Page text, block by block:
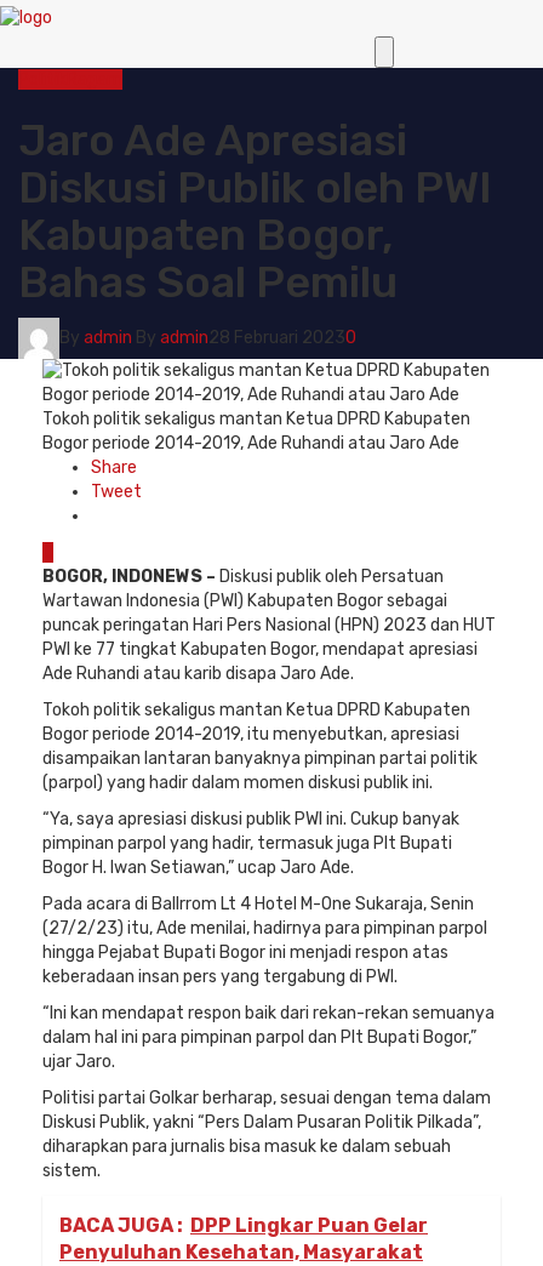
Jaro Ade Apresiasi
Diskusi Publik oleh PWI
Kabupaten Bogor,
Bahas Soal Pemilu
By admin By admin28 Februari 20230
Tokoh politik sekaligus mantan Ketua DPRD Kabupaten
Bogor periode 2014-2019, Ade Ruhandi atau Jaro Ade
Share
Tweet
BOGOR, INDONEWS – Diskusi publik oleh Persatuan
Wartawan Indonesia (PWI) Kabupaten Bogor sebagai
puncak peringatan Hari Pers Nasional (HPN) 2023 dan HUT
PWI ke 77 tingkat Kabupaten Bogor, mendapat apresiasi
Ade Ruhandi atau karib disapa Jaro Ade.
Tokoh politik sekaligus mantan Ketua DPRD Kabupaten
Bogor periode 2014-2019, itu menyebutkan, apresiasi
disampaikan lantaran banyaknya pimpinan partai politik
(parpol) yang hadir dalam momen diskusi publik ini.
“Ya, saya apresiasi diskusi publik PWI ini. Cukup banyak
pimpinan parpol yang hadir, termasuk juga Plt Bupati
Bogor H. Iwan Setiawan,” ucap Jaro Ade.
Pada acara di Ballrrom Lt 4 Hotel M-One Sukaraja, Senin
(27/2/23) itu, Ade menilai, hadirnya para pimpinan parpol
hingga Pejabat Bupati Bogor ini menjadi respon atas
keberadaan insan pers yang tergabung di PWI.
“Ini kan mendapat respon baik dari rekan-rekan semuanya
dalam hal ini para pimpinan parpol dan Plt Bupati Bogor,”
ujar Jaro.
Politisi partai Golkar berharap, sesuai dengan tema dalam
Diskusi Publik, yakni “Pers Dalam Pusaran Politik Pilkada”,
diharapkan para jurnalis bisa masuk ke dalam sebuah
sistem.
BACA JUGA : DPP Lingkar Puan Gelar
Penyuluhan Kesehatan, Masyarakat